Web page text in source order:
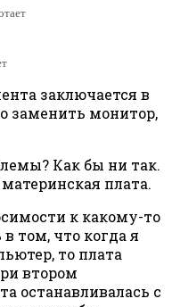
заключается в
заменить монитор,
Как бы ни так.
плата.
к какому-то
том, что когда я
то плата
втором
останавливалась с